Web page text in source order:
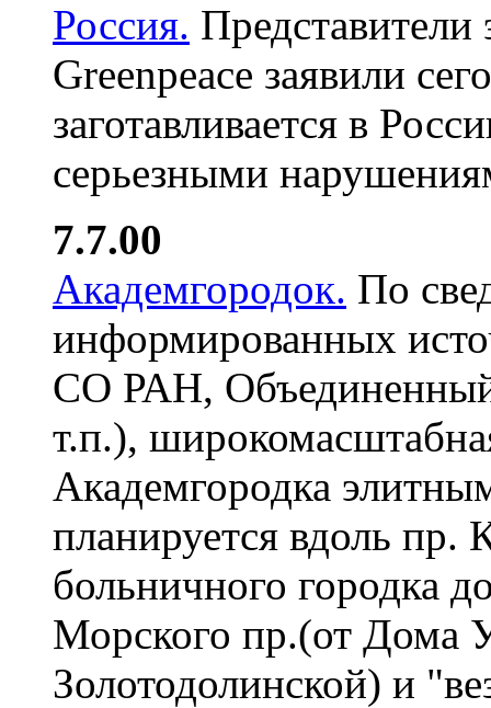
Россия. Представители
Greenpeace заявили
заготавливается в
серьезными
7.7.00
Академгородок. По
информированных
СО РАН,
т.п.),
Академгородка
планируется вдоль пр.
больничного городка
Морского пр.(от Дома
Золотодолинской) и